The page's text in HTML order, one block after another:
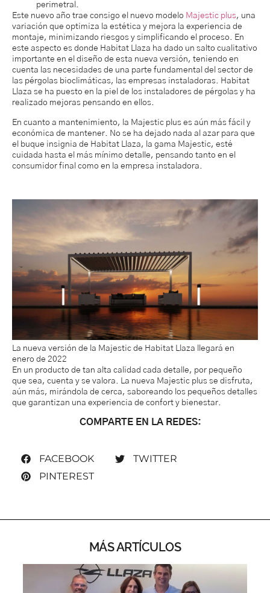
perimetral.
Este nuevo año trae consigo el nuevo modelo Majestic plus, una
variación que optimiza la estética y mejora la experiencia de
montaje, minimizando riesgos y simplificando el proceso. En
este aspecto es donde Habitat Llaza ha dado un salto cualitativo
importante en el diseño de esta nueva versión, teniendo en
cuenta las necesidades de una parte fundamental del sector de
las pérgolas bioclimáticas, las empresas instaladoras. Habitat
Llaza se ha puesto en la piel de los instaladores de pérgolas y ha
realizado mejoras pensando en ellos.
En cuanto a mantenimiento, la Majestic plus es aún más fácil y
económica de mantener. No se ha dejado nada al azar para que
el buque insignia de Habitat Llaza, la gama Majestic, esté
cuidada hasta el más mínimo detalle, pensando tanto en el
consumidor final como en la empresa instaladora.
La nueva versión de la Majestic de Habitat Llaza llegará en
enero de 2022
En un producto de tan alta calidad cada detalle, por pequeño
que sea, cuenta y se valora. La nueva Majestic plus se disfruta,
aún más, mirándola de cerca, saboreando los pequeños detalles
que garantizan una experiencia de confort y bienestar.
COMPARTE EN LA REDES:
FACEBOOK
TWITTER
PINTEREST
MÁS ARTÍCULOS